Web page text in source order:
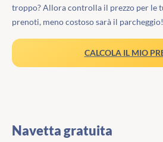
troppo? Allora controlla il prezzo per le
prenoti, meno costoso sarà il parcheggio!
CALCOLA IL MIO
Navetta gratuita